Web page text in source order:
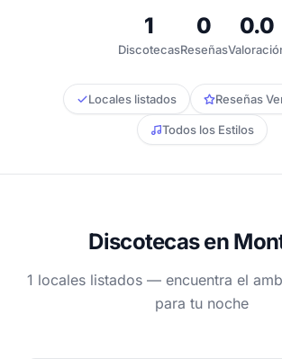
1
Discotecas
0
Reseñas
0.0
Locales listados Reseñas
Todos los Estilos
Discotecas en
1 locales listados — encuentra el
para tu noche